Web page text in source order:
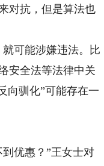
对抗，但是算法也
可能涉嫌违法。比
安全法等法律中关
向驯化”可能存在一
优惠？”王女士对